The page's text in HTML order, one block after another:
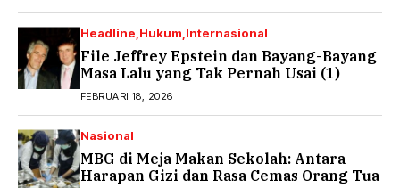
Headline Hukum Internasional
File Jeffrey Epstein dan Bayang-Bayang
Masa Lalu yang Tak Pernah Usai (1)
FEBRUARI 18, 2026
Nasional
MBG di Meja Makan Sekolah: Antara
Harapan Gizi dan Rasa Cemas Orang Tua